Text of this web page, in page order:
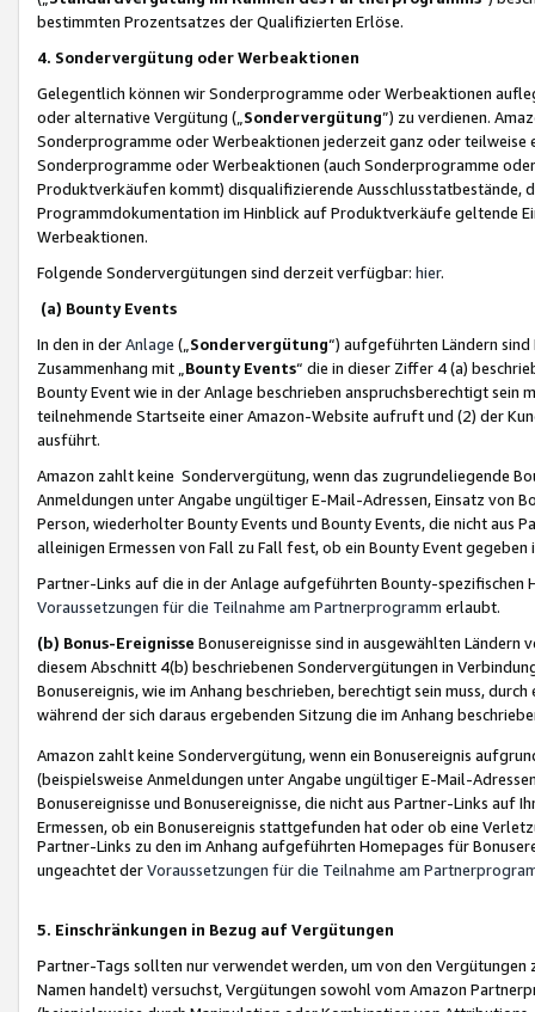
bestimmten Prozentsatzes der Qualifizierten Erlöse.
4. Sondervergütung oder Werbeaktionen
Gelegentlich können wir Sonderprogramme oder Werbeaktionen
oder alternative Vergütung („ Sondervergütung”) zu verdienen.
Sonderprogramme oder Werbeaktionen jederzeit ganz oder
Sonderprogramme oder Werbeaktionen (auch Sonderprogramme
Produktverkäufen kommt) disqualifizierende Ausschlusstatbestände,
Programmdokumentation im Hinblick auf Produktverkäufe geltende
Werbeaktionen.
Folgende Sondervergütungen sind derzeit verfügbar: hier.
(a) Bounty Events
In den in derAnlage („ Sondervergütung“) aufgeführten Ländern
Zusammenhang mit „ Bounty Events“ die in dieser Ziffer 4 (a)
Bounty Event wie in der Anlage beschrieben anspruchsberechtigt sein
teilnehmende Startseite einer Amazon-Website aufruft und (2) der
ausführt.
Amazon zahlt keine Sondervergütung, wenn das zugrundeliegende
Anmeldungen unter Angabe ungültiger E-Mail-Adressen, Einsatz von
Person, wiederholter Bounty Events und Bounty Events, die nicht
alleinigen Ermessen von Fall zu Fall fest, ob ein Bounty Event
Partner-Links auf die in der Anlage aufgeführten Bounty-spezifischen
Voraussetzungen für die Teilnahme am Partnerprogramm erlaubt.
(b) Bonus-Ereignisse Bonusereignisse sind in ausgewählten Ländern
diesem Abschnitt 4(b) beschriebenen Sondervergütungen in
Bonusereignis, wie im Anhang beschrieben, berechtigt sein muss,
während der sich daraus ergebenden Sitzung die im Anhang
Amazon zahlt keine Sondervergütung, wenn ein Bonusereignis
(beispielsweise Anmeldungen unter Angabe ungültiger E-Mail-
Bonusereignisse und Bonusereignisse, die nicht aus Partner-Links auf
Ermessen, ob ein Bonusereignis stattgefunden hat oder ob eine
Partner-Links zu den im Anhang aufgeführten Homepages für
ungeachtet derVoraussetzungen für die Teilnahme am
5. Einschränkungen in Bezug auf Vergütungen
Partner-Tags sollten nur verwendet werden, um von den
Namen handelt) versuchst, Vergütungen sowohl vom Amazon